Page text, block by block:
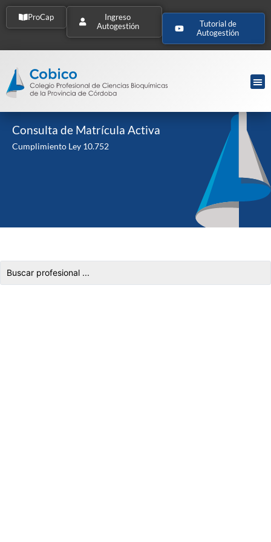
ProCap
Ingreso
Autogestión
Tutorial de
Autogestión
Consulta de Matrícula Activa
Cumplimiento Ley 10.752